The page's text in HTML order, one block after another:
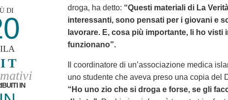
DI
IN
droga, ha detto: “Questi materiali di La
interessanti, sono pensati per i giovani e
lavorare. E, cosa più importante, li ho visti
funzionano”.
Il coordinatore di un’associazione medica
uno studente che aveva preso una copia del
“Ho uno zio che si droga e forse, se gli